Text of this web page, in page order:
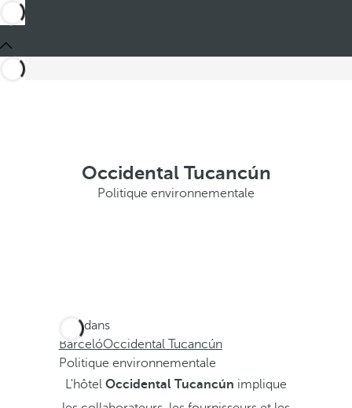
Occidental Tucancún
Politique environnementale
Ces dans
BarcelóOccidental Tucancún
Politique environnementale
L'hôtel Occidental Tucancún implique